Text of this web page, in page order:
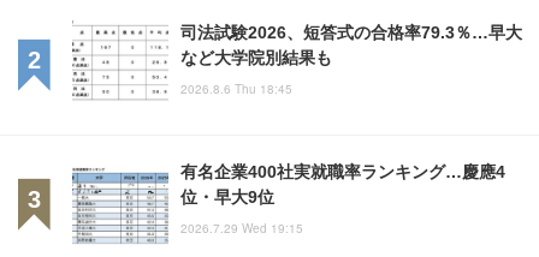
司法試験2026、短答式の合格率79.3％…早大
など大学院別結果も
2026.8.6 Thu 18:45
有名企業400社実就職率ランキング…慶應4
位・早大9位
2026.7.29 Wed 19:15